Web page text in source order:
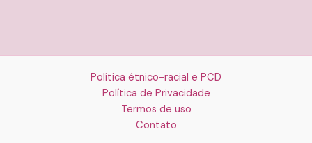
Política étnico-racial e PCD
Política de Privacidade
Termos de uso
Contato